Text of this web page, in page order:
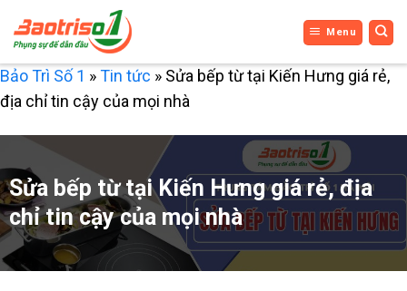
qua
nội
dung
Menu
Bảo Trì Số 1 »Tin tức » Sửa bếp từ tại Kiến Hưng giá rẻ,
địa chỉ tin cậy của mọi nhà
Sửa bếp từ tại Kiến Hưng giá rẻ, địa
chỉ tin cậy của mọi nhà